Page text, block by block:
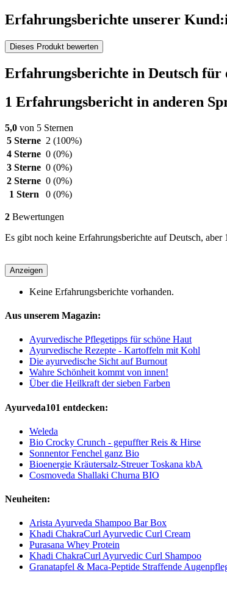
Erfahrungsberichte unserer
Dieses Produkt bewerten
Erfahrungsberichte in Deutsch für
1 Erfahrungsbericht in anderen
5,0 von 5 Sternen
5 Sterne 2 (100%)
4 Sterne 0 (0%)
3 Sterne 0 (0%)
2 Sterne 0 (0%)
1 Stern
0 (0%)
2 Bewertungen
Es gibt noch keine Erfahrungsberichte auf Deutsch, aber
Anzeigen
Keine Erfahrungsberichte vorhanden.
Aus unserem Magazin:
Ayurvedische Pflegetipps für schöne Haut
Ayurvedische Rezepte - Kartoffeln mit Kohl
Die ayurvedische Sicht auf Burnout
Wahre Schönheit kommt von innen!
Über die Heilkraft der sieben Farben
Ayurveda101 entdecken:
Weleda
Bio Crocky Crunch - gepuffter Reis & Hirse
Sonnentor Fenchel ganz Bio
Bioenergie Kräutersalz-Streuer Toskana kbA
Cosmoveda Shallaki Churna BIO
Neuheiten:
Arista Ayurveda Shampoo Bar Box
Khadi ChakraCurl Ayurvedic Curl Cream
Purasana Whey Protein
Khadi ChakraCurl Ayurvedic Curl Shampoo
Granatapfel & Maca-Peptide Straffende